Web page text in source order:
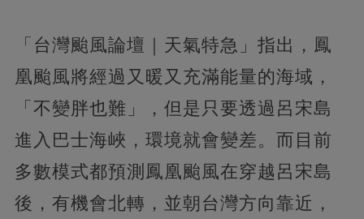
「台灣颱風論壇｜天氣特急」指出，鳳
凰颱風將經過又暖又充滿能量的海域，
「不變胖也難」，但是只要透過呂宋島
進入巴士海峽，環境就會變差。而目前
多數模式都預測鳳凰颱風在穿越呂宋島
後，有機會北轉，並朝台灣方向靠近，